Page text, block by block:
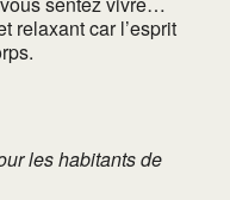
relaxant car l’esprit
les habitants de